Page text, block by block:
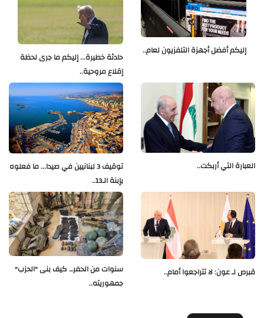
حادثة خطيرة... إليكم ما جرى لحظة
إقلاع مروحية..
إليكم أفضل أجهزة التلفزيون لعام..
توقيف 3 لبنانيين في صيدا... ما فعلوه
بإبنة الـ13..
العبارة التي أربكت..
سنوات من الحفر… كيف بنى "الحزب"
جمهوريته..
قبرص لـ عون: لا تتراجعوا أمام..